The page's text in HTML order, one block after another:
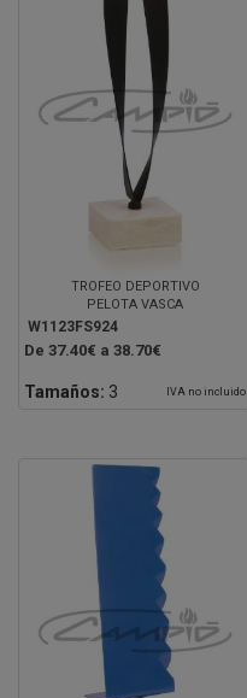
TROFEO DEPORTIVO
PELOTA VASCA
W1123FS924
De 37.40€ a 38.70€
Tamaños: 3 IVA no incluido